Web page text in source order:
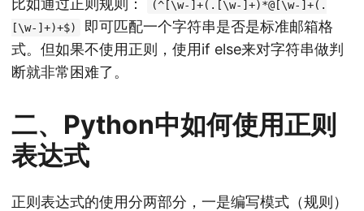
比如通过正则规则：
(^[\w-]+(.[\w-]+)*@[\w-]+(.
[\w-]+)+$)
即可匹配一个字符串是否是标准邮箱格
式。但如果不使用正则，使用if else来对字符串做判
断就非常困难了。
二、Python中如何使用正则
表达式
正则表达式的使用分两部分，一是编写模式（规则）